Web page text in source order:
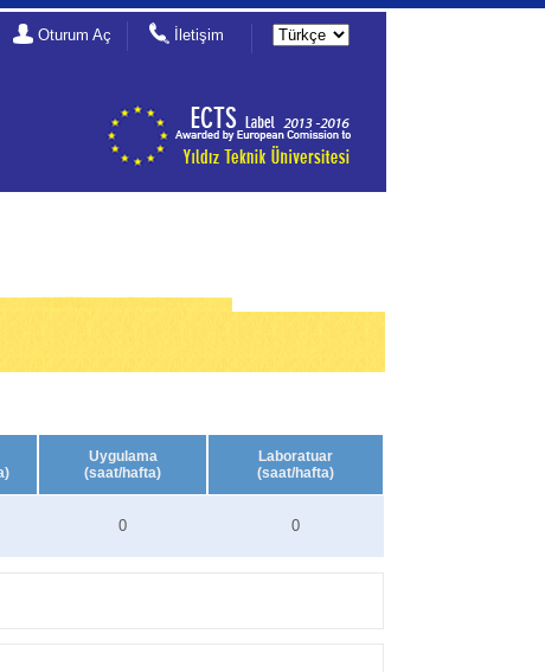
Oturum Aç İletişim
Uygulama
(saat/hafta)
Laboratuar
(saat/hafta)
0 0